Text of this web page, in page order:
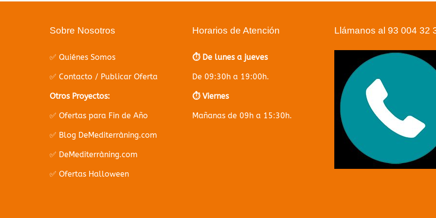
Sobre Nosotros
✅ Quiénes Somos
✅ Contacto / Publicar Oferta
Otros Proyectos:
✅ Ofertas para Fin de Año
✅ Blog DeMediterràning.com
✅ DeMediterràning.com
✅ Ofertas Halloween
Horarios de Atención
⏱️ De lunes a jueves
De 09:30h a 19:00h.
⏱️ Viernes
Mañanas de 09h a 15:30h.
Llámanos al 93 004 32